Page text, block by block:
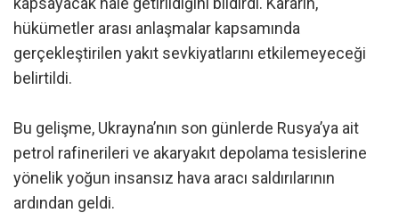
hükümetler arası anlaşmalar kapsamında
gerçekleştirilen yakıt sevkiyatlarını etkilemeyeceği
belirtildi.
Bu gelişme, Ukrayna’nın son günlerde Rusya’ya ait
petrol rafinerileri ve akaryakıt depolama tesislerine
yönelik yoğun insansız hava aracı saldırılarının
ardından geldi.